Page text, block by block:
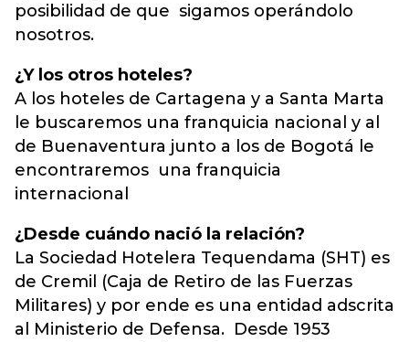
posibilidad de que sigamos operándolo
nosotros.
¿Y los otros hoteles?
A los hoteles de Cartagena y a Santa Marta
le buscaremos una franquicia nacional y al
de Buenaventura junto a los de Bogotá le
encontraremos una franquicia
internacional
¿Desde cuándo nació la relación?
La Sociedad Hotelera Tequendama (SHT) es
de Cremil (Caja de Retiro de las Fuerzas
Militares) y por ende es una entidad adscrita
al Ministerio de Defensa. Desde 1953